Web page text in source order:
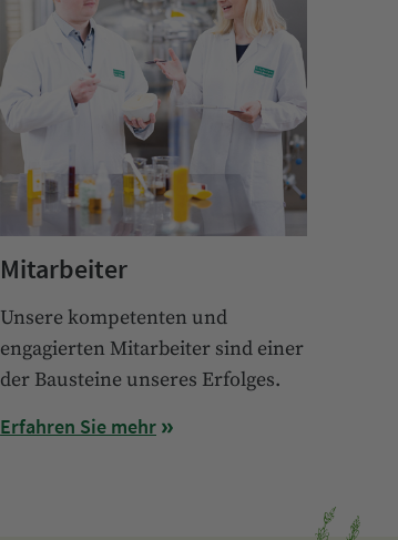
Mitarbeiter
Unsere kompetenten und
engagierten Mitarbeiter sind einer
der Bausteine unseres Erfolges.
Erfahren Sie mehr